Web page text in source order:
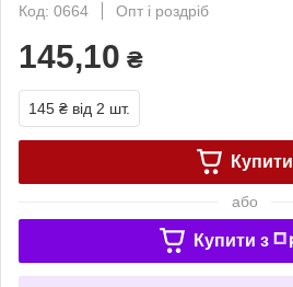
Код: 0664
Опт і роздріб
145,10 ₴
145 ₴ від 2 шт.
Купити
або
Купити з